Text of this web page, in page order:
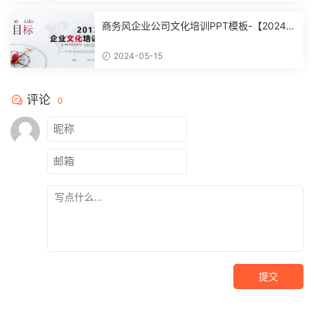
商务风企业公司文化培训PPT模板-【20240
2024-05-15
评论 0
提交